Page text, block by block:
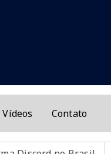
Vídeos Contato